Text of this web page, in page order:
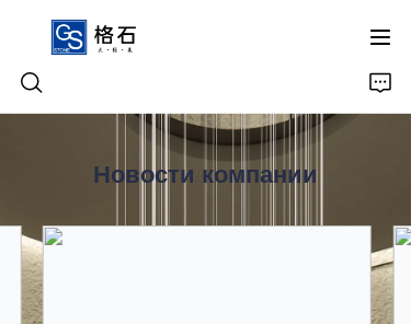
Новости компании
Главная
Продукты
О нас